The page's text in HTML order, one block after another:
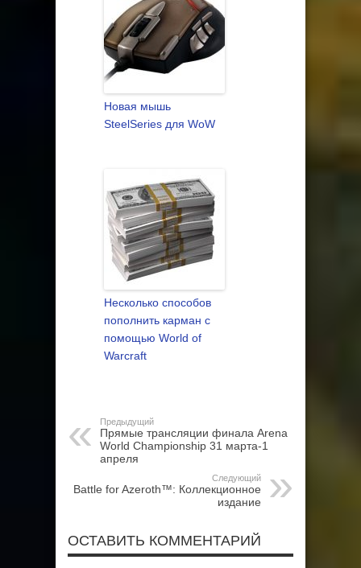
Новая мышь
SteelSeries для WoW
Несколько способов
пополнить карман с
помощью World of
Warcraft
Предыдущий
Прямые трансляции финала Arena
World Championship 31 марта-1
апреля
Следующий
Battle for Azeroth™: Коллекционное
издание
ОСТАВИТЬ КОММЕНТАРИЙ